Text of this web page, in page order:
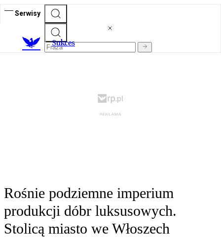
Serwisy
Sukces
Rośnie podziemne imperium
produkcji dóbr luksusowych.
Stolicą miasto we Włoszech